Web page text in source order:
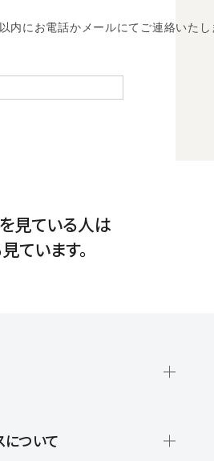
内にお電話かメールにてご連絡いたし
見ている人は
ています。
れついて